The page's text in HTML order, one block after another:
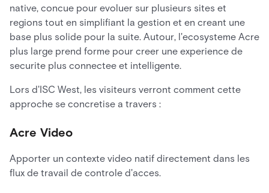
native, concue pour evoluer sur plusieurs sites et
regions tout en simplifiant la gestion et en creant une
base plus solide pour la suite. Autour, l'ecosysteme Acre
plus large prend forme pour creer une experience de
securite plus connectee et intelligente.
Lors d'ISC West, les visiteurs verront comment cette
approche se concretise a travers :
Acre Video
Apporter un contexte video natif directement dans les
flux de travail de controle d'acces.